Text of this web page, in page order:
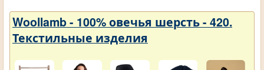
Woollamb - 100% овечья шерсть - 420.
Текстильные изделия